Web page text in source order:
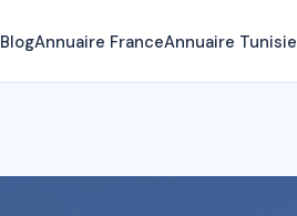
BlogAnnuaire FranceAnnuaire Tunisie